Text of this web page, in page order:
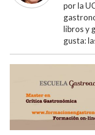
por la
libros y
gusta: